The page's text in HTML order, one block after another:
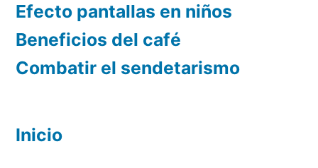
Efecto pantallas en niños
Beneficios del café
Combatir el sendetarismo
Inicio